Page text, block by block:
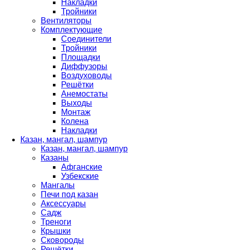
Накладки
Тройники
Вентиляторы
Комплектующие
Соединители
Тройники
Площадки
Диффузоры
Воздуховоды
Решётки
Анемостаты
Выходы
Монтаж
Колена
Накладки
Казан, мангал, шампур
Казан, мангал, шампур
Казаны
Афганские
Узбекские
Мангалы
Печи под казан
Аксессуары
Садж
Треноги
Крышки
Сковороды